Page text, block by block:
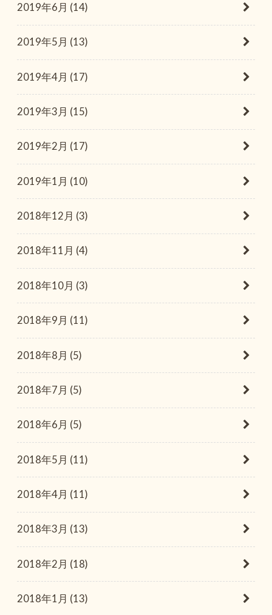
2019年6月 (14)
2019年5月 (13)
2019年4月 (17)
2019年3月 (15)
2019年2月 (17)
2019年1月 (10)
2018年12月 (3)
2018年11月 (4)
2018年10月 (3)
2018年9月 (11)
2018年8月 (5)
2018年7月 (5)
2018年6月 (5)
2018年5月 (11)
2018年4月 (11)
2018年3月 (13)
2018年2月 (18)
2018年1月 (13)